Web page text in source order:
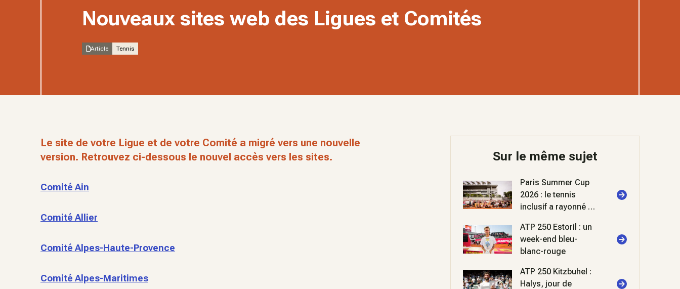
Nouveaux sites web des Ligues et Comités
Article Tennis
Le site de votre Ligue et de votre Comité a migré vers une nouvelle
version. Retrouvez ci-dessous le nouvel accès vers les sites.
Comité Ain
Comité Allier
Comité Alpes-Haute-Provence
Comité Alpes-Maritimes
Sur le même sujet
Paris Summer Cup
2026 : le tennis
inclusif a rayonné à
ATP 250 Estoril : un
week-end bleu-
blanc-rouge
ATP 250 Kitzbuhel :
Halys, jour de